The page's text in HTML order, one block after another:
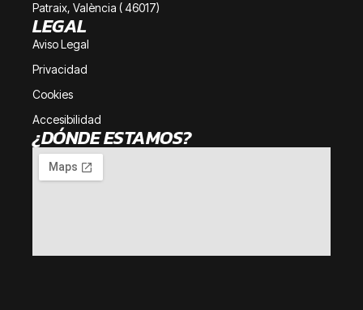
Patraix, València ( 46017)
LEGAL
Aviso Legal
Privacidad
Cookies
Accesibilidad
¿DÓNDE ESTAMOS?